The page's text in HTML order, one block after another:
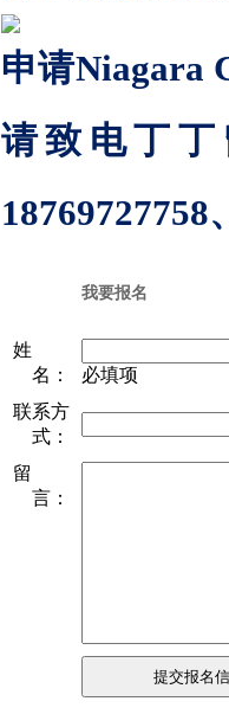
申请Niagara
请致电丁
18769727758
我要报名
姓
名：
必填项
联系方
式：
留
言：